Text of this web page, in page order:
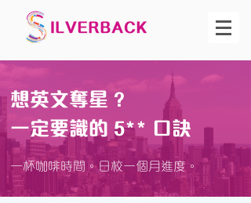
想英文奪星 ?
一定要識的 5** 口訣
一杯咖啡時間。日校一個月進度。